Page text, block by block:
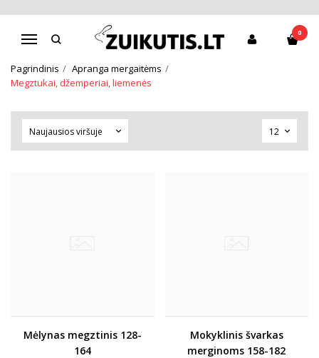
Navigacija
0
MEGZTUKAI, DŽEMPERIAI,
LIEMENĖS
Pagrindinis
Apranga mergaitėms
Megztukai, džemperiai, liemenės
Mėlynas megztinis 128-
164
Mokyklinis švarkas
merginoms 158-182